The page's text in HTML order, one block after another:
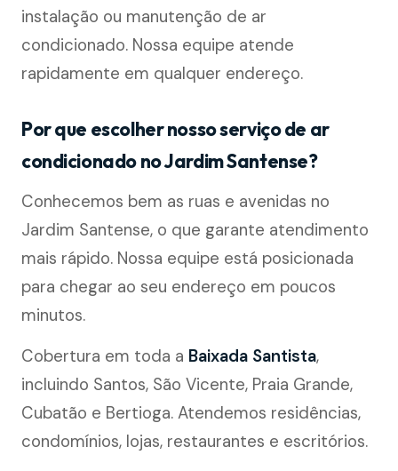
instalação ou manutenção de ar
condicionado. Nossa equipe atende
rapidamente em qualquer endereço.
Por que escolher nosso serviço de ar
condicionado no Jardim Santense?
Conhecemos bem as ruas e avenidas no
Jardim Santense, o que garante atendimento
mais rápido. Nossa equipe está posicionada
para chegar ao seu endereço em poucos
minutos.
Cobertura em toda a Baixada Santista,
incluindo Santos, São Vicente, Praia Grande,
Cubatão e Bertioga. Atendemos residências,
condomínios, lojas, restaurantes e escritórios.